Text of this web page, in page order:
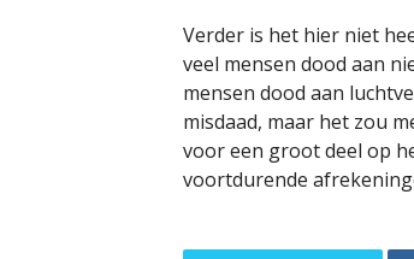
Verder is het hier niet
veel mensen dood aan
mensen dood aan
misdaad, maar het zou
voor een groot deel op
voortdurende